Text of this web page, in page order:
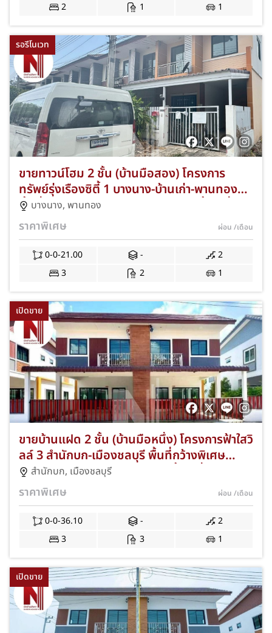
2
1 1
รอรีโนเวท
ขายทาวน์โฮม 2 ชั้น (บ้านมือสอง) โครงการ
ทรัพย์รุ่งเรืองซิตี้ 1 บางนาง-บ้านเก่า-พานทอง
พื้นที่ 21.00 ตร.ว. 3 ห้องนอน 2 ห้องน้ำ 1 ที่จอด
รถ ทำเลดีใกล้นิคมอมตะนครและย่านบ้านเก่า
แถมฟรีแอร์และปั๊มน้ำ พร้อมโปรโมชั่นฟรีค่า
ธรรมเนียมการโอนและจดจำนอง JS-378
บางนาง, พานทอง
ราคาพิเศษ ผ่อน /เดือน
0-0-21.00 -
2
3
2 1
เปิดขาย
ขายบ้านแฝด 2 ชั้น (บ้านมือหนึ่ง) โครงการฟ้าใสวิ
ลล์ 3 สำนักบก-เมืองชลบุรี พื้นที่กว้างพิเศษ
36.10 ตร.ว. 3 ห้องนอน 3 ห้องน้ำ 1 ที่จอดรถ
ใกล้นิคมอมตะนครและมอเตอร์เวย์ สาย 7 แถม
ฟรีแอร์ 3 เครื่องและผ้าม่านทั้งหลัง พร้อมโปรโม
ชั่นฟรีทุกค่าใช้จ่ายวันโอน JS-376
สำนักบก, เมืองชลบุรี
ราคาพิเศษ ผ่อน /เดือน
0-0-36.10 -
2
3
3 1
เปิดขาย